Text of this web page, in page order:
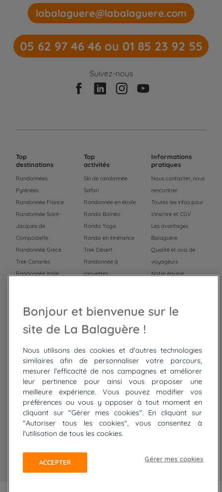
labalaguere@labalaguere.com
05 62 97 46 46 ou 01 85 23 92 55
Suivez-nous
Top
destinations
Randonnées
Pyrénées
Randonnée France
Randonnée Saint-
Jacques de
Compostelle
Randonnée Grèce
Trek Canaries
Randonnée Italie
Trek Mauritanie
Top
activités
Ski de randonnée
Safari
Randonnée en étoile
Rando Balnéo
Rando Yoga
Rando en itinérance
Trek Désert
Randonnée à
raquettes
Trek
Informations
pratiques
Nous contacter, nous
rencontrer
Toutes les infos pour
s'inscrire et CGV
Les avantages
Balaguère
Qualité et avis de
voyageurs
Notre équipe
Top
circuits
Tour du lac de Constance à vélo
Cyclades : Amorgos et Naxos
Randonnée aux Bardenas Reales
De Collioure à Cadaquès à pied
Découverte des trésors de Madère
Rando Réunion en douceur
Trek sur Tenerife
Bonjour et bienvenue sur le
site de La Balaguère !
Nous utilisons des cookies et d'autres technologies
similaires afin de personnaliser votre parcours,
mesurer l'efficacité de nos campagnes et améliorer
leur pertinence pour ainsi vous proposer une
meilleure expérience. Vous pouvez modifier vos
préférences ou vous y opposer à tout moment en
cliquant sur "Gérer mes cookies". En cliquant sur
"Autoriser tous les cookies", vous consentez à
l'utilisation de tous les cookies.
Gérer mes cookies
ACCEPTER